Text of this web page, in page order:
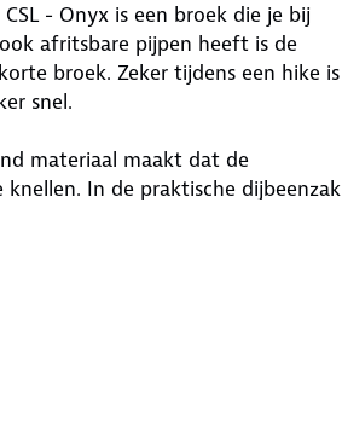
- Onyx is een broek die je bij
afritsbare pijpen heeft is de
broek. Zeker tijdens een hike is
snel.
materiaal maakt dat de
In de praktische dijbeenzak
riemlussen sluit perfect aan op
CSL: